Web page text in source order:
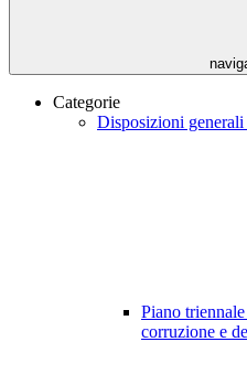
Categorie
Disposizioni generali
Piano
corruzione e